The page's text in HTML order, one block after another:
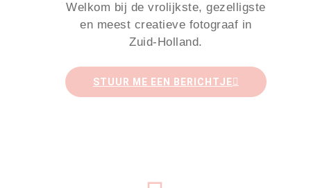
Welkom bij de vrolijkste, gezelligste
en meest creatieve fotograaf in
Zuid-Holland.
STUUR ME EEN BERICHTJE